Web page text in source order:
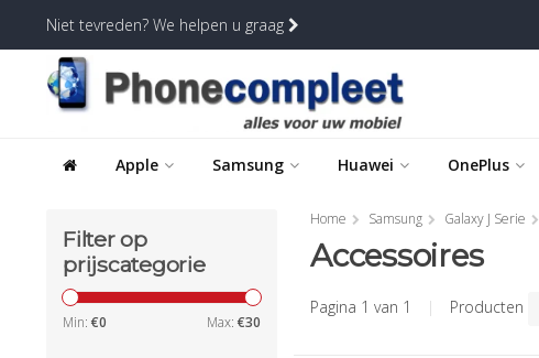
Niet tevreden? We helpen u graag
Apple Samsung Huawei OnePlus
Filter op
prijscategorie
Min: €0 Max: €30
Home Samsung Galaxy J Serie
Accessoires
Pagina 1 van 1 | Producten